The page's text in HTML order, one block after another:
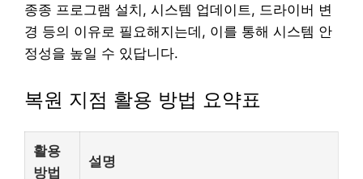
종종 프로그램 설치, 시스템 업데이트, 드라이버 변
경 등의 이유로 필요해지는데, 이를 통해 시스템 안
정성을 높일 수 있답니다.
복원 지점 활용 방법 요약표
활용
방법
설명